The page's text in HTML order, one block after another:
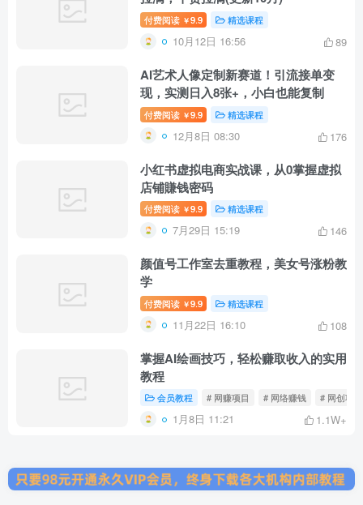
付费阅读 ￥9.9 精选课程
10月12日 16:56 89
AI艺术人像定制新赛道！引流接单变
现，实测日入8张+，小白也能复制
付费阅读 ￥9.9 精选课程
12月8日 08:30 176
小红书虚拟电商实战课，从0掌握虚拟
店铺賺钱密码
付费阅读 ￥9.9 精选课程
7月29日 15:19 146
颜值号工作室去重教程，美女号涨粉教
学
付费阅读 ￥9.9 精选课程
11月22日 16:10 108
掌握AI绘画技巧，轻松赚取收入的实用
教程
会员教程 # 网赚项目 # 网络赚钱 # 网创项
1月8日 11:21 1.1W+